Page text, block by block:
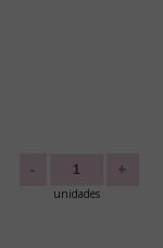
-
unidades
+